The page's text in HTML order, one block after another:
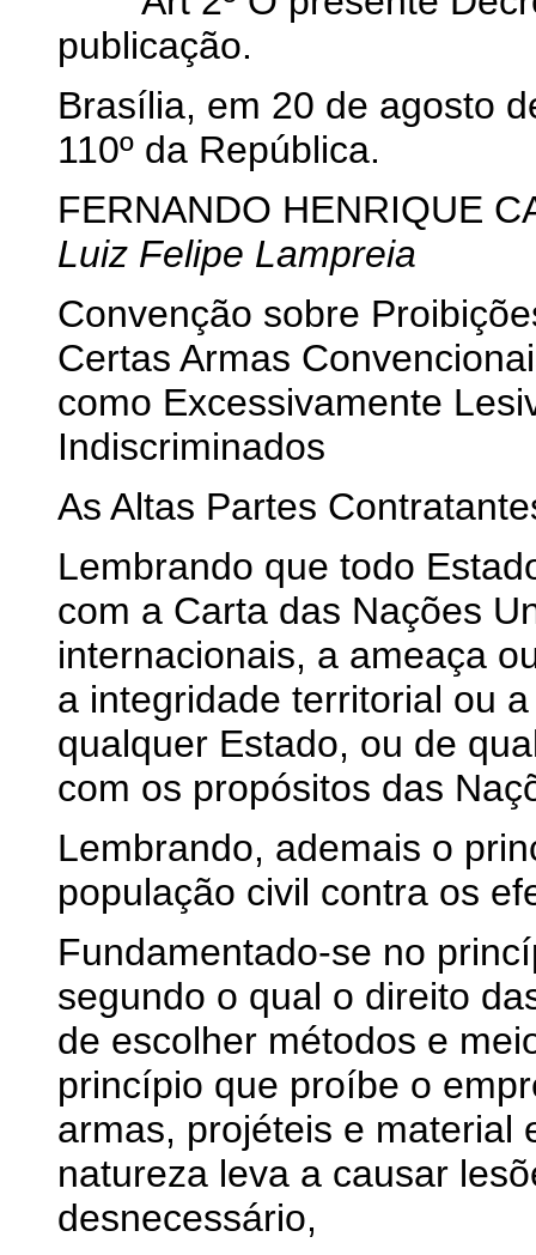
publicação.
Brasília, em 20 de agosto
110º da República.
FERNANDO HENRIQUE
Luiz Felipe Lampreia
Convenção sobre
Certas Armas
como Excessivamente
Indiscriminados
As Altas Partes
Lembrando que todo
com a Carta das Nações
internacionais, a ameaça
a integridade territorial ou
qualquer Estado, ou de
com os propósitos das
Lembrando, ademais o
população civil contra os
Fundamentado-se no
segundo o qual o direito
de escolher métodos e
princípio que proíbe o
armas, projéteis e material
natureza leva a causar
desnecessário,